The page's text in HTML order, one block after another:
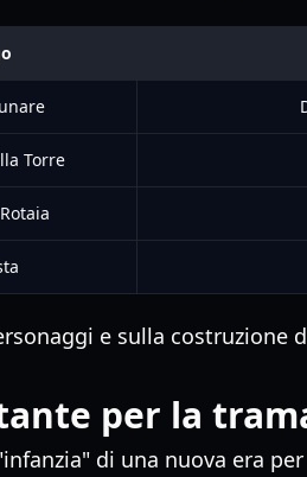
Torre
e sulla costruzione
per la
di una nuova era